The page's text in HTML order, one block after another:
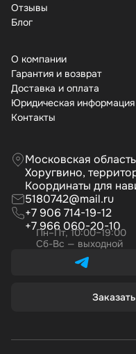
Отзывы
Бло
О компании
Гарантия и возврат
Доставка и оплата
Юридическая информация
Контакты
Московская
Хоругвино,
Координаты для
5180742@mail.ru
+7 906 714-19-12
+7 966 060-20-10
Пн–Пт, 10:00–19:00
Сб-Вс — выходной